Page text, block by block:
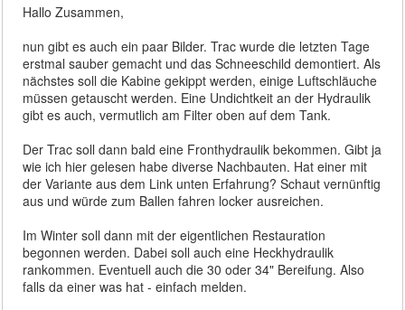
Hallo Zusammen,
nun gibt es auch ein paar Bilder. Trac wurde die letzten Tage
erstmal sauber gemacht und das Schneeschild demontiert. Als
nächstes soll die Kabine gekippt werden, einige Luftschläuche
müssen getauscht werden. Eine Undichtkeit an der Hydraulik
gibt es auch, vermutlich am Filter oben auf dem Tank.
Der Trac soll dann bald eine Fronthydraulik bekommen. Gibt ja
wie ich hier gelesen habe diverse Nachbauten. Hat einer mit
der Variante aus dem Link unten Erfahrung? Schaut vernünftig
aus und würde zum Ballen fahren locker ausreichen.
Im Winter soll dann mit der eigentlichen Restauration
begonnen werden. Dabei soll auch eine Heckhydraulik
rankommen. Eventuell auch die 30 oder 34" Bereifung. Also
falls da einer was hat - einfach melden.